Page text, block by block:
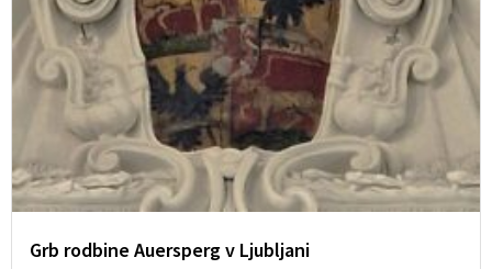
Grb rodbine Auersperg v Ljubljani